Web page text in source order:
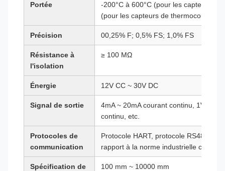
Portée
-200°C à 600°C (pour les capteurs de
(pour les capteurs de thermocouple)
Précision 00,25% F; 0,5% FS; 1,0% FS
Résistance à
l'isolation
≥ 100 MΩ
Énergie 12V CC ~ 30V DC
Signal de sortie
4mA ~ 20mA courant continu, 1V
continu, etc.
Protocoles de
communication
Protocole HART, protocole RS485,
rapport à la norme industrielle
Spécification de
100 mm ~ 10000 mm